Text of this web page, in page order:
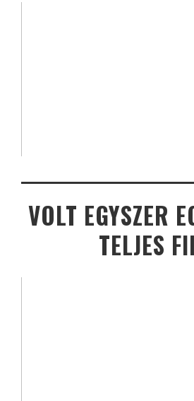
VOLT EGYSZER
TELJES